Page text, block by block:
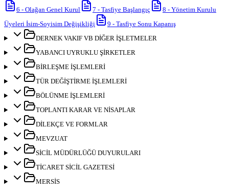
6 - Olağan Genel Kurul 7 - Tasfiye Başlangıç 8 - Yönetim Kurulu
Üyeleri İsim-Soyisim Değişikliği
9 - Tasfiye Sonu Kapanış
DERNEK VAKIF VB DİĞER İŞLETMELER
YABANCI UYRUKLU ŞİRKETLER
BİRLEŞME İŞLEMLERİ
TÜR DEĞİŞTİRME İŞLEMLERİ
BÖLÜNME İŞLEMLERİ
TOPLANTI KARAR VE NİSAPLAR
DİLEKÇE VE FORMLAR
MEVZUAT
SİCİL MÜDÜRLÜĞÜ DUYURULARI
TİCARET SİCİL GAZETESİ
MERSİS